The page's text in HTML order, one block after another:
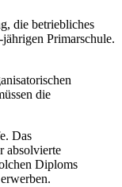
die betriebliches
Primarschule.
die
Das
absolvierte
Diploms
erwerben.